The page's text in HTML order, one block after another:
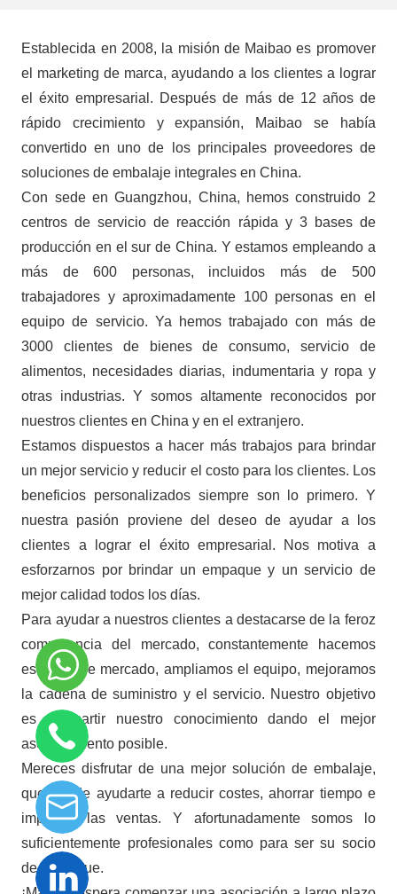
Establecida en 2008, la misión de Maibao es promover
el marketing de marca, ayudando a los clientes a lograr
el éxito empresarial. Después de más de 12 años de
rápido crecimiento y expansión, Maibao se había
convertido en uno de los principales proveedores de
soluciones de embalaje integrales en China.
Con sede en Guangzhou, China, hemos construido 2
centros de servicio de reacción rápida y 3 bases de
producción en el sur de China. Y estamos empleando a
más de 600 personas, incluidos más de 500
trabajadores y aproximadamente 100 personas en el
equipo de servicio. Ya hemos trabajado con más de
3000 clientes de bienes de consumo, servicio de
alimentos, necesidades diarias, indumentaria y ropa y
otras industrias. Y somos altamente reconocidos por
nuestros clientes en China y en el extranjero.
Estamos dispuestos a hacer más trabajos para brindar
un mejor servicio y reducir el costo para los clientes. Los
beneficios personalizados siempre son lo primero. Y
nuestra pasión proviene del deseo de ayudar a los
clientes a lograr el éxito empresarial. Nos motiva a
esforzarnos por brindar un empaque y un servicio de
mejor calidad todos los días.
Para ayudar a nuestros clientes a destacarse de la feroz
competencia del mercado, constantemente hacemos
estudios de mercado, ampliamos el equipo, mejoramos
la cadena de suministro y el servicio. Nuestro objetivo
es compartir nuestro conocimiento dando el mejor
asesoramiento posible.
Mereces disfrutar de una mejor solución de embalaje,
que puede ayudarte a reducir costes, ahorrar tiempo e
impulsar las ventas. Y afortunadamente somos lo
suficientemente profesionales como para ser su socio
de empaque.